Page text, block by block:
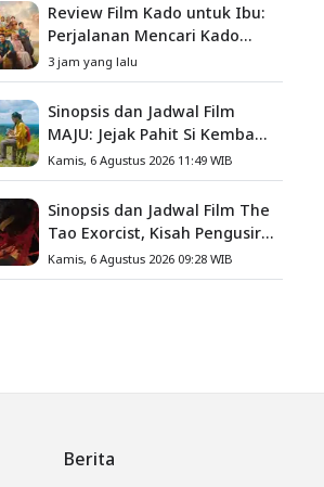
Review Film Kado untuk Ibu:
Perjalanan Mencari Kado
yang Mengajarkan Arti
Keluarga
3 jam yang lalu
Sinopsis dan Jadwal Film
MAJU: Jejak Pahit Si Kembang
Gula, Misteri Hilangnya
Bagas di Lokasi Jambore
Kamis, 6 Agustus 2026 11:49 WIB
Sinopsis dan Jadwal Film The
Tao Exorcist, Kisah Pengusir
Setan Melawan Kutukan
Mematikan
Kamis, 6 Agustus 2026 09:28 WIB
Berita